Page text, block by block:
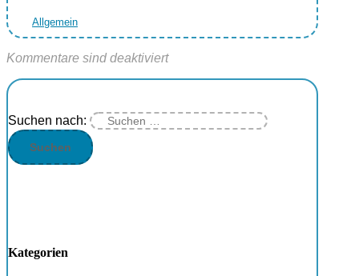
Allgemein
Kommentare sind deaktiviert
Suchen nach:
Kategorien